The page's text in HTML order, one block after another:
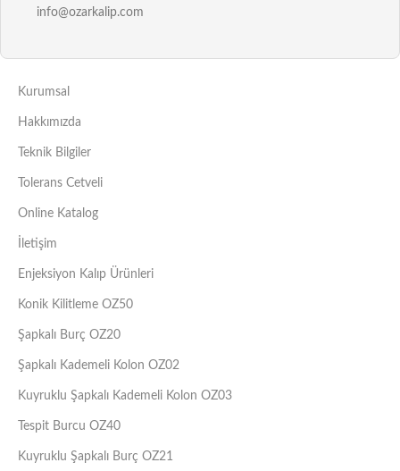
info@ozarkalip.com
Kurumsal
Hakkımızda
Teknik Bilgiler
Tolerans Cetveli
Online Katalog
İletişim
Enjeksiyon Kalıp Ürünleri
Konik Kilitleme OZ50
Şapkalı Burç OZ20
Şapkalı Kademeli Kolon OZ02
Kuyruklu Şapkalı Kademeli Kolon OZ03
Tespit Burcu OZ40
Kuyruklu Şapkalı Burç OZ21